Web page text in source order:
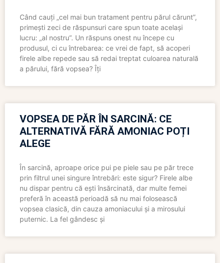
Când cauți „cel mai bun tratament pentru părul cărunt”,
primești zeci de răspunsuri care spun toate același
lucru: „al nostru”. Un răspuns onest nu începe cu
produsul, ci cu întrebarea: ce vrei de fapt, să acoperi
firele albe repede sau să redai treptat culoarea naturală
a părului, fără vopsea? Îți
VOPSEA DE PĂR ÎN SARCINĂ: CE
ALTERNATIVĂ FĂRĂ AMONIAC POȚI
ALEGE
În sarcină, aproape orice pui pe piele sau pe păr trece
prin filtrul unei singure întrebări: este sigur? Firele albe
nu dispar pentru că ești însărcinată, dar multe femei
preferă în această perioadă să nu mai folosească
vopsea clasică, din cauza amoniacului și a mirosului
puternic. La fel gândesc și